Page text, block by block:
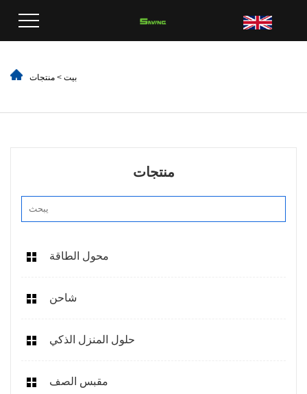
بيت > منتجات
منتجات
محول الطاقة
شاحن
حلول المنزل الذكي
مقبس الصف